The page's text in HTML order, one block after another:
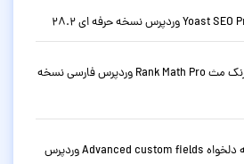
دانلود افزونه سئو حرفه ای رنک مث Rank Math Pro وردپرس فارسی نسخه
افزونه فارسی مدیریت زمینه دلخواه Advanced custom fields وردپرس